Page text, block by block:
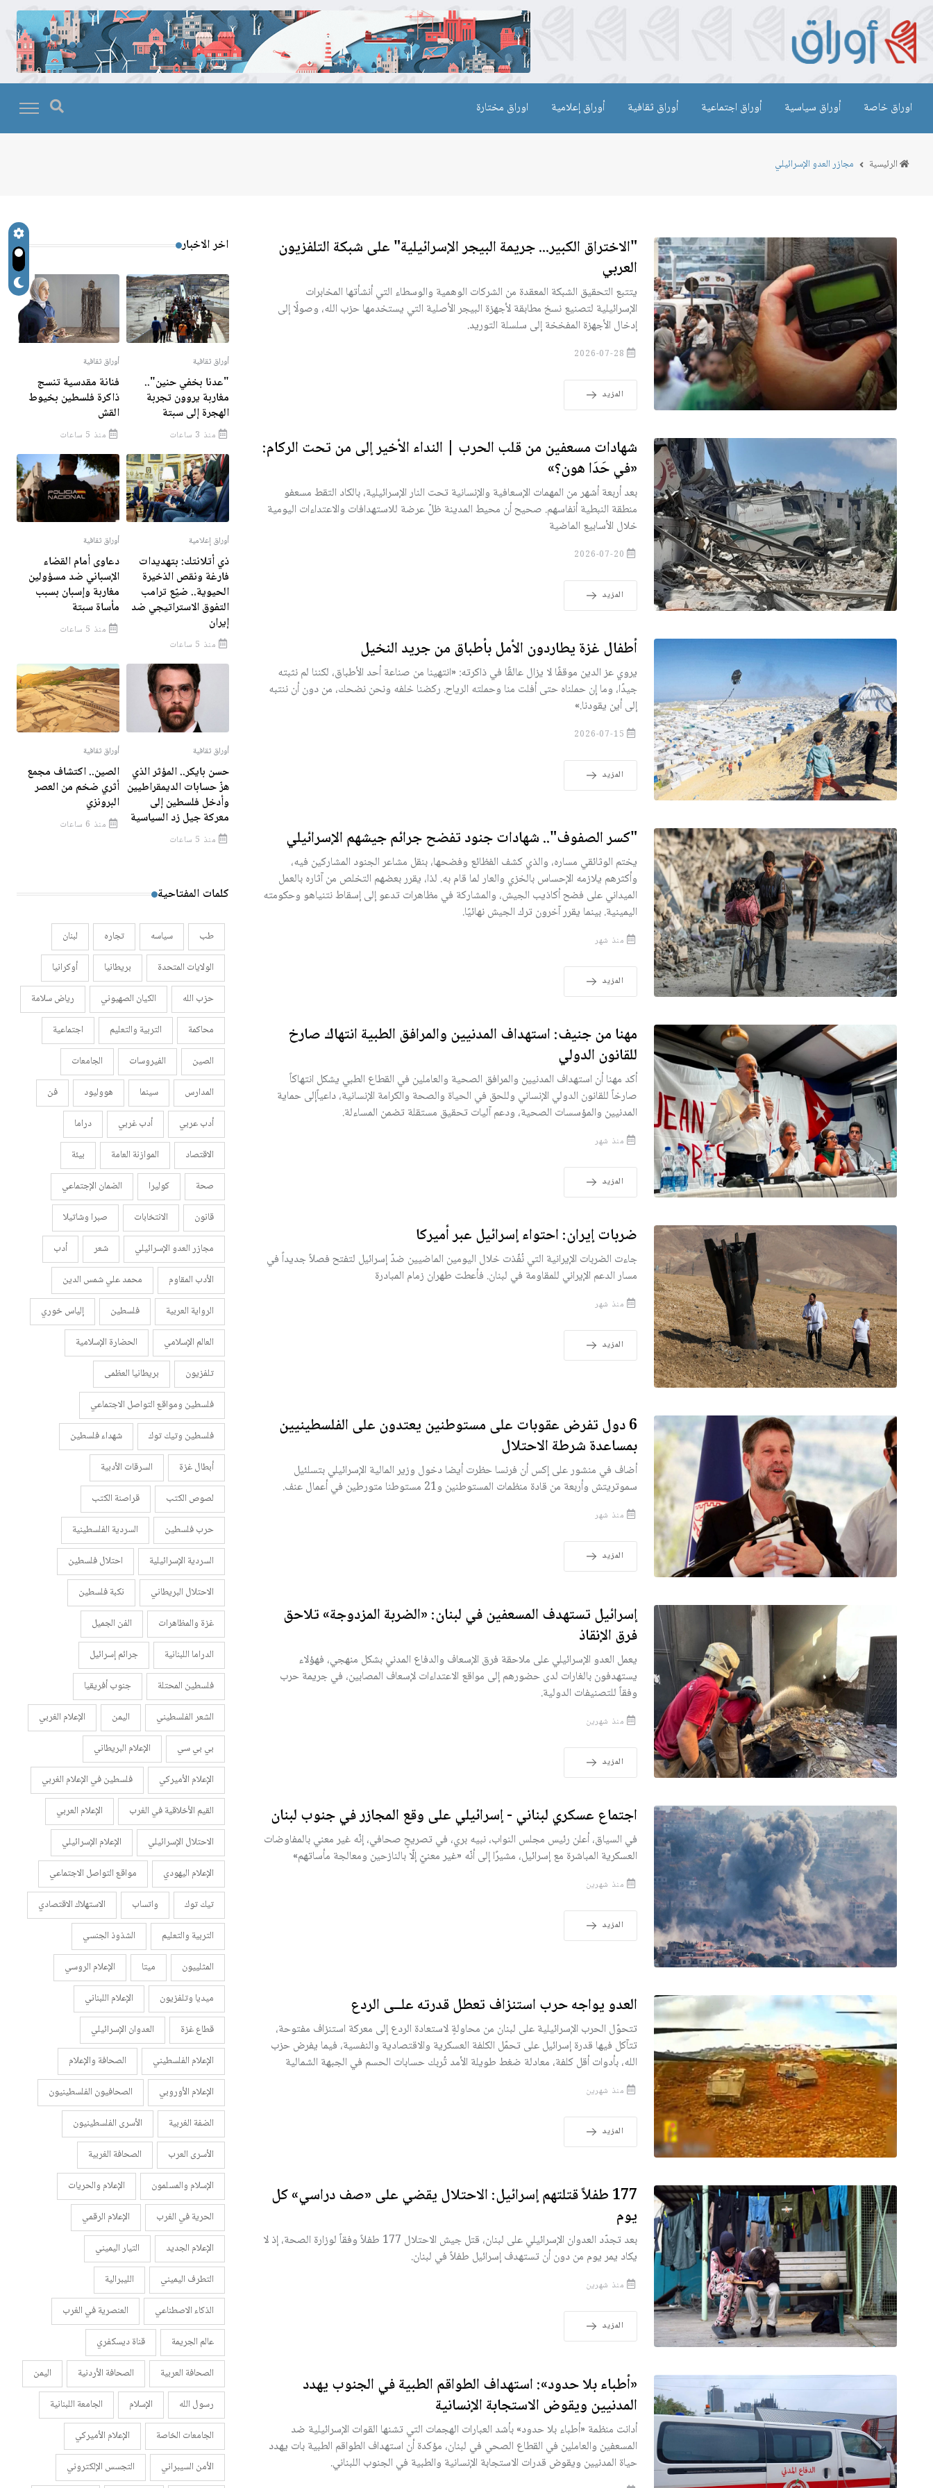
اوراق خاصة أوراق سياسية أوراق اجتماعية أوراق ثقافية أوراق إعلامية اوراق مختارة
الرئيسية مجازر العدو الإسرائيلي
"الاختراق الكبير... جريمة البيجر الإسرائيلية" على شبكة التلفزيون
العربي
يتتبع التحقيق الشبكة المعقدة من الشركات الوهمية والوسطاء التي أنشأتها المخابرات
الإسرائيلية لتصنيع نسخ مطابقة لأجهزة البيجر الأصلية التي يستخدمها حزب الله، وصولًا إلى
إدخال الأجهزة المفخخة إلى سلسلة التوريد.
2026-07-28
المزيد
شهادات مسعفين من قلب الحرب | النداء الأخير إلى من تحت الركام:
«في حَدَا هون؟»
بعد أربعة أشهر من المهمات الإسعافية والإنسانية تحت النار الإسرائيلية، بالكاد التقط مسعفو
منطقة النبطية أنفاسهم. صحيح أن محيط المدينة ظلّ عرضة للاستهدافات والاعتداءات اليومية
خلال الأسابيع الماضية
2026-07-20
المزيد
أطفال غزة يطاردون الأمل بأطباق من جريد النخيل
يروي عز الدين موقفًا لا يزال عالقًا في ذاكرته: «انتهينا من صناعة أحد الأطباق، لكننا لم نثبته
جيدًا، وما إن حملناه حتى أفلت منا وحملته الرياح. ركضنا خلفه ونحن نضحك، من دون أن ننتبه
إلى أين يقودنا.»
2026-07-15
المزيد
"كسر الصفوف".. شهادات جنود تفضح جرائم جيشهم الإسرائيلي
يختم الوثائقي مساره، والذي كشف الفظائع وفضحها، بنقل مشاعر الجنود المشاركين فيه،
وأكثرهم يلازمه الإحساس بالخزي والعار لما قام به. لذا، يقرر بعضهم التخلص من آثاره بالعمل
الميداني على فضح أكاذيب الجيش، والمشاركة في مظاهرات تدعو إلى إسقاط نتنياهو وحكومته
اليمينية. بينما يقرر آخرون ترك الجيش نهائيًا.
منذ شهر
المزيد
مهنا من جنيف: استهداف المدنيين والمرافق الطبية انتهاك صارخ
للقانون الدولي
أكد مهنا أن استهداف المدنيين والمرافق الصحية والعاملين في القطاع الطبي يشكل انتهاكاً
صارخاً للقانون الدولي الإنساني وللحق في الحياة والصحة والكرامة الإنسانية، داعياًإلى حماية
المدنيين والمؤسسات الصحية، ودعم آليات تحقيق مستقلة تضمن المساءلة.
منذ شهر
المزيد
ضربات إيران: احتواء إسرائيل عبر أميركا
جاءت الضربات الإيرانية التي نُفّذت خلال اليومين الماضيين ضدّ إسرائيل لتفتح فصلاً جديداً في
مسار الدعم الإيراني للمقاومة في لبنان. فأعطت طهران زمام المبادرة
منذ شهر
المزيد
6 دول تفرض عقوبات على مستوطنين يعتدون على الفلسطينيين
بمساعدة شرطة الاحتلال
أضاف في منشور على إكس أن فرنسا حظرت أيضا دخول ‌وزير المالية الإسرائيلي بتسلئيل
‌سموتريتش وأربعة من قادة منظمات المستوطنين ‌و21 مستوطنا متورطين في أعمال عنف.
منذ شهر
المزيد
إسرائيل تستهدف المسعفين في لبنان: «الضربة المزدوجة» تلاحق
فرق الإنقاذ
يعمل العدو الإسرائيلي على ملاحقة فرق الإسعاف والدفاع المدني بشكل منهجي، فهؤلاء
يستهدفون بالغارات لدى حضورهم إلى مواقع الاعتداءات لإسعاف المصابين، في جريمة حرب
وفقاً للتصنيفات الدولية.
منذ شهرين
المزيد
اجتماع عسكري لبناني - إسرائيلي على وقع المجازر في جنوب لبنان
في السياق، أعلن رئيس مجلس النواب، نبيه بري، في تصريحٍ صحافي، إنّه غير معني بالمفاوضات
العسكرية المباشرة مع إسرائيل، مشيرًا إلى أنّه «غير معنيّ إلّا بالنازحين ومعالجة مأساتهم»
منذ شهرين
المزيد
العدو يواجه حرب استنزاف تعطل قدرته علــى الردع
تتحوّل الحرب الإسرائيلية على لبنان من محاولةٍ لاستعادة الردع إلى معركة استنزاف مفتوحة،
تتآكل فيها قدرة إسرائيل على تحمّل الكلفة العسكرية والاقتصادية والنفسية، فيما يفرض حزب
الله، بأدوات أقل كلفة، معادلة ضغط طويلة الأمد تُربك حسابات الحسم في الجبهة الشمالية
منذ شهرين
المزيد
177 طفلاً قتلتهم إسرائيل: الاحتلال يقضي على «صف دراسي» كل
يوم
بعد تجدّد العدوان الإسرائيلي على لبنان، قتل جيش الاحتلال 177 طفلاً وفقاً لوزارة الصحة، إذ لا
يكاد يمر يوم من دون أن تستهدف إسرائيل طفلاً في لبنان.
منذ شهرين
المزيد
«أطباء بلا حدود»: استهداف الطواقم الطبية في الجنوب يهدد
المدنيين ويقوض الاستجابة الإنسانية
أدانت منظمة «أطباء بلا حدود» بأشد العبارات الهجمات التي تشنها القوات الإسرائيلية ضد
المسعفين والعاملين في القطاع الصحي في لبنان، مؤكدة أن استهداف الطواقم الطبية بات يهدد
حياة المدنيين ويقوض قدرات الاستجابة الإنسانية والطبية في الجنوب اللبناني.
اخر الاخبار
أوراق ثقافية
"عدنا بخفي حنين"..
مغاربة يروون تجربة
الهجرة إلى سبتة
منذ 3 ساعات
أوراق ثقافية
فنانة مقدسية تنسج
ذاكرة فلسطين بخيوط
القش
منذ 5 ساعات
أوراق إعلامية
ذي أتلانتك: بتهديدات
فارغة ونقص الذخيرة
الحيوية.. ضيّع ترامب
التفوق الاستراتيجي ضد
إيران
منذ 5 ساعات
أوراق ثقافية
دعاوى أمام القضاء
الإسباني ضد مسؤولين
مغاربة وإسبان بسبب
مأساة سبتة
منذ 5 ساعات
أوراق ثقافية
حسن بايكر.. المؤثر الذي
هزّ حسابات الديمقراطيين
وأدخل فلسطين إلى
معركة جيل زد السياسية
منذ 5 ساعات
أوراق ثقافية
الصين.. اكتشاف مجمع
أثري ضخم من العصر
البرونزي
منذ 6 ساعات
كلمات المفتاحية
طب سياسه تجاره
لبنان
الولايات المتحدة
بريطانيا
أوكرانيا
حزب الله
الكيان الصهيوني
رياض سلامة
محاكمة
التربية والتعليم
اجتماعية
الصين
الفيروسات
الجامعات
المدارس
سينما هووليود
فن
أدب عربي
أدب غربي
دراما
الاقتصاد
الموازنة العامة
بيئة
صحة
كوليرا
الضمان الإجتماعي
قانون
الانتخابات
صبرا وشاتيلا
مجازر العدو الإسرائيلي
شعر
أدب
الأدب المقاوم
محمد علي شمس الدين
الرواية العربية
فلسطين
إلياس خوري
العالم الإسلامي
الحضارة الإسلامية
تلفزيون
بريطانيا العظمى
فلسطين ومواقع التواصل الاجتماعي
فلسطين وتيك توك
شهداء فلسطين
أبطال غزة
السرقات الأدبية
لصوص الكتب
قراصنة الكتب
حرب فلسطين
السردية الفلسطينية
السردية الإسرائيلية
احتلال فلسطين
الاحتلال البريطاني
نكبة فلسطين
غزة والمظاهرات
الفن الجميل
الدراما اللبنانية
جرائم إسرائيل
فلسطين المحتلة
جنوب أفريقيا
الشعر الفلسطيني
اليمن
الإعلام الغربي
بي بي سي
الإعلام البريطاني
الإعلام الأميركي
فلسطين في الإعلام الغربي
القيم الأخلاقية في الغرب
الإعلام العربي
الاحتلال الإسرائيلي
الإعلام الإسرائيلي
الإعلام اليهودي
مواقع التواصل الاجتماعي
تيك توك
واتساب
الاستهلاك الاقتصادي
التربية والتعليم
الشذوذ الجنسي
المثلييون
ميتا
الإعلام الروسي
ميديا وتلفزيون
الإعلام اللبناني
قطاع غزة
العدوان الإسرائيلي
الإعلام الفلسطيني
الصحافة والإعلام
الإعلام الأوروبي
الصحافيون الفلسطينيون
الضفة الغربية
الأسرى الفلسطينيون
الأسرى العرب
الصحافة الغربية
الإسلام والمسلمون
الإعلام والحريات
الحرية في الغرب
الإعلام الرقمي
الإعلام الجديد
التيار اليميني
التطرف اليميني
الليبرالية
الذكاء الاصطناعي
العنصرية في الغرب
عالم الجريمة
قناة ديسكفري
الصحافة العربية
الصحافة الأردنية
اليمن
رسول الله
الإسلام
الجامعة اللبنانية
الجامعات الخاصة
الإعلام الأميركي
الأمن السيبراني
التجسس الإلكتروني